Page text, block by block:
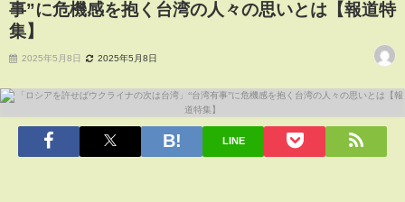
事”に危機感を抱く台湾の人々の思いとは【報道特
集】
2025年5月8日 2025年5月8日
LINE